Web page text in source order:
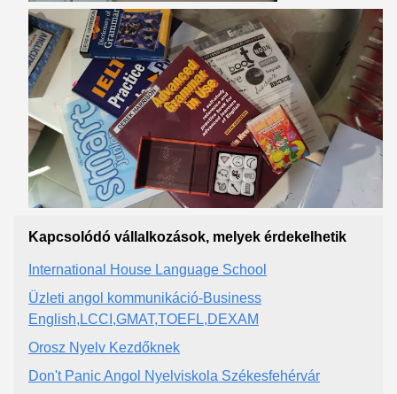
Kapcsolódó vállalkozások, melyek érdekelhetik
International House Language School
Üzleti angol kommunikáció-Business
English,LCCI,GMAT,TOEFL,DEXAM
Orosz Nyelv Kezdőknek
Don't Panic Angol Nyelviskola Székesfehérvár